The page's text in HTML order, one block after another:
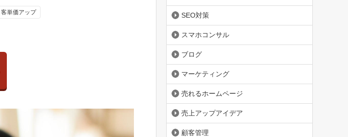
客単価アップ SEO対策
スマホコンサル
ブログ
マーケティング
売れるホームページ
売上アップアイデア
顧客管理